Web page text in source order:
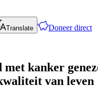
Translate Doneer direct
kanker
van leven